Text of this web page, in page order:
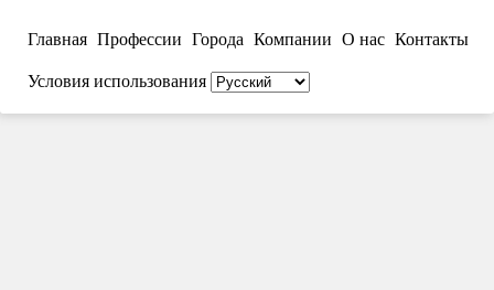
Главная Профессии Города Компании О нас Контакты
Условия использования